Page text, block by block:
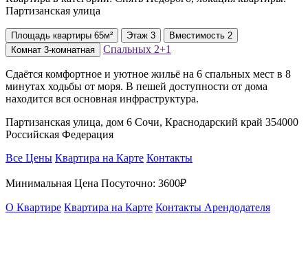
Партизанская улица
Площадь квартиры 65м² Этаж 3 Вместимость 2
Комнат 3-комнатная Спальных 2+1
Сдаётся комфортное и уютное жильё на 6 спальных мест в 8
минутах ходьбы от моря. В пешей доступности от дома
находится вся основная инфраструктура.
Партизанская улица, дом 6 Сочи, Краснодарский край 354000
Российская Федерация
Все Цены Квартира на Карте Контакты
Минимальная Цена Посуточно: 3600₽
О Квартире Квартира на Карте Контакты Арендодателя